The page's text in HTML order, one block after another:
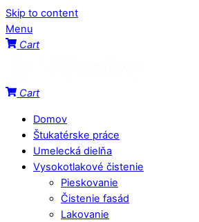
Skip to content
Menu
Cart
Cart
Domov
Štukatérske práce
Umelecká dielňa
Vysokotlakové čistenie
Pieskovanie
Čistenie fasád
Lakovanie